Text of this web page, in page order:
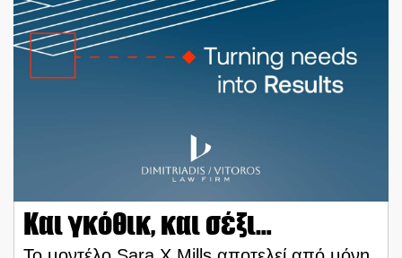
Και γκόθικ, και σέξι…